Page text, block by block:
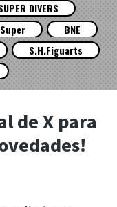
DIVERS
BNE
S.H.Figuarts
de X para